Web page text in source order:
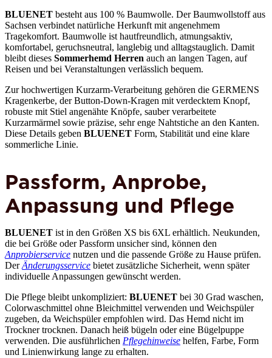
BLUENET besteht aus 100 % Baumwolle. Der Baumwollstoff aus
Sachsen verbindet natürliche Herkunft mit angenehmem
Tragekomfort. Baumwolle ist hautfreundlich, atmungsaktiv,
komfortabel, geruchsneutral, langlebig und alltagstauglich. Damit
bleibt dieses Sommerhemd Herren auch an langen Tagen, auf
Reisen und bei Veranstaltungen verlässlich bequem.
Zur hochwertigen Kurzarm-Verarbeitung gehören die GERMENS
Kragenkerbe, der Button-Down-Kragen mit verdecktem Knopf,
robuste mit Stiel angenähte Knöpfe, sauber verarbeitete
Kurzarmärmel sowie präzise, sehr enge Nahtstiche an den Kanten.
Diese Details geben BLUENET Form, Stabilität und eine klare
sommerliche Linie.
Passform, Anprobe,
Anpassung und Pflege
BLUENET ist in den Größen XS bis 6XL erhältlich. Neukunden,
die bei Größe oder Passform unsicher sind, können den
Anprobierservice nutzen und die passende Größe zu Hause prüfen.
DerÄnderungsservice bietet zusätzliche Sicherheit, wenn später
individuelle Anpassungen gewünscht werden.
Die Pflege bleibt unkompliziert: BLUENET bei 30 Grad waschen,
Colorwaschmittel ohne Bleichmittel verwenden und Weichspüler
zugeben, da Weichspüler empfohlen wird. Das Hemd nicht im
Trockner trocknen. Danach heiß bügeln oder eine Bügelpuppe
verwenden. Die ausführlichen Pflegehinweise helfen, Farbe, Form
und Linienwirkung lange zu erhalten.